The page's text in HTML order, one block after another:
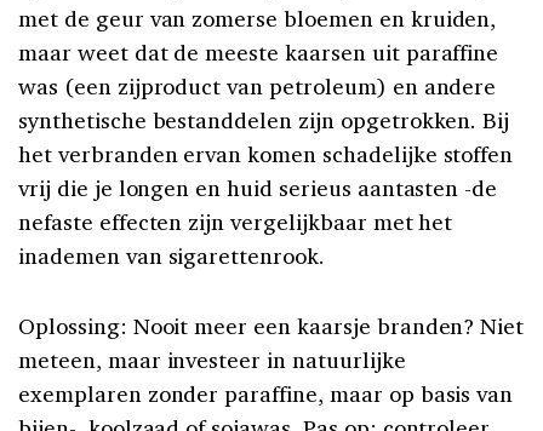
met de geur van zomerse bloemen en kruiden,
maar weet dat de meeste kaarsen uit paraffine
was (een zijproduct van petroleum) en andere
synthetische bestanddelen zijn opgetrokken. Bij
het verbranden ervan komen schadelijke stoffen
vrij die je longen en huid serieus aantasten -de
nefaste effecten zijn vergelijkbaar met het
inademen van sigarettenrook.
Oplossing: Nooit meer een kaarsje branden? Niet
meteen, maar investeer in natuurlijke
exemplaren zonder paraffine, maar op basis van